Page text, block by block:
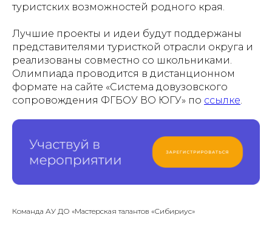
туристских возможностей родного края.
Лучшие проекты и идеи будут поддержаны
представителями туристкой отрасли округа и
реализованы совместно со школьниками.
Олимпиада проводится в дистанционном
формате на сайте «Система довузовского
сопровождения ФГБОУ ВО ЮГУ» по ссылке.
Команда АУ ДО «Мастерская талантов «Сибириус»